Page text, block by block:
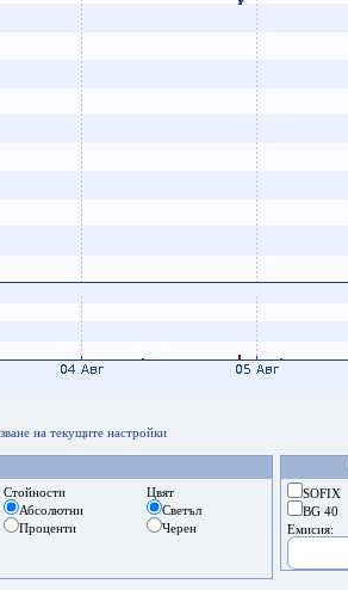
на текущите настройки
SOFIX
BG 40
Емисия:
Стойности
Абсолютни
Проценти
Цвят
Светъл
Черен